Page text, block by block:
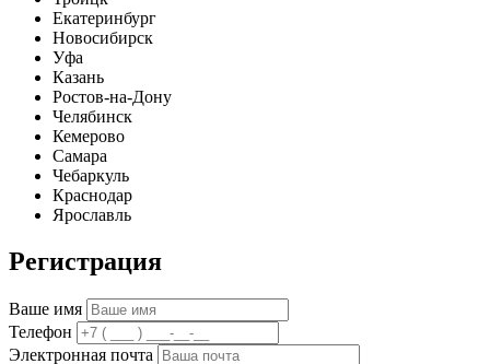
Екатеринбург
Новосибирск
Уфа
Казань
Ростов-на-Дону
Челябинск
Кемерово
Самара
Чебаркуль
Краснодар
Ярославль
Регистрация
Ваше имя
Телефон
Электронная почта